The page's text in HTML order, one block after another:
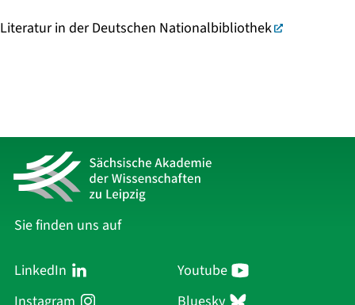
Literatur in der Deutschen Nationalbibliothek
Sie finden uns auf
LinkedIn
Youtube